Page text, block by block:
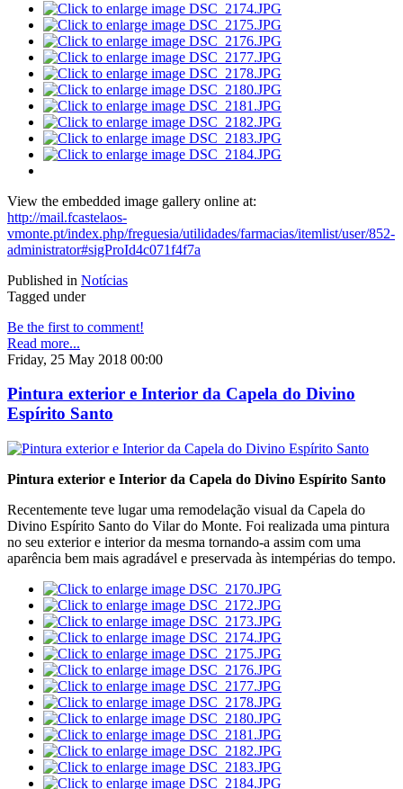
View the embedded image gallery online at:
http://mail.fcastelaos-
vmonte.pt/index.php/freguesia/utilidades/farmacias/itemlist/user/852-
administrator#sigProId4c071f4f7a
Published in Notícias
Tagged under
Be the first to comment!
Read more...
Friday, 25 May 2018 00:00
Pintura exterior e Interior da Capela do Divino
Espírito Santo
Pintura exterior e Interior da Capela do Divino Espírito Santo
Recentemente teve lugar uma remodelação visual da Capela do
Divino Espírito Santo do Vilar do Monte. Foi realizada uma pintura
no seu exterior e interior da mesma tornando-a assim com uma
aparência bem mais agradável e preservada às intempérias do tempo.